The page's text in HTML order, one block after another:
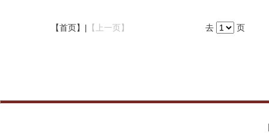
【首页】| 【上一页】 去 页